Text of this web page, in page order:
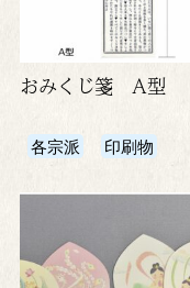
おみくじ箋 A型
各宗派 印刷物